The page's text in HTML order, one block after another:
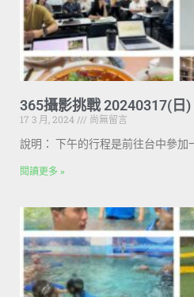
365攝影挑戰 20240317(日
17 3 月, 2024
尚無留言
說明： 下午的行程是前往台中參加
閱讀更多 »